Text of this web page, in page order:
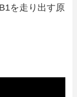
を走り出す原